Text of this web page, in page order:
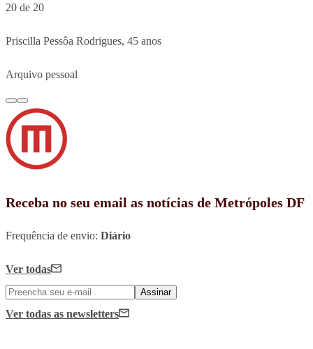
20 de 20
Priscilla Pessôa Rodrigues, 45 anos
Arquivo pessoal
Receba no seu email as notícias de Metrópoles DF
Frequência de envio: Diário
Ver todas
Assinar
Ver todas as newsletters